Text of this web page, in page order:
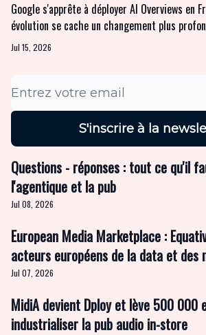
Google s'apprête à déployer AI Overviews en
évolution se cache un changement plus
d'être bien référencé pour être visible.
prioritaires que les annonceurs ont intérêt à
rentrée.
Jul 15, 2026
Questions - réponses : tout ce qu'il
l'agentique et la pub
Jul 08, 2026
European Media Marketplace :
acteurs européens de la data et des
revaloriser l'Open Web
Jul 07, 2026
MidiA devient Dploy et lève 500 000
industrialiser la pub audio in-store